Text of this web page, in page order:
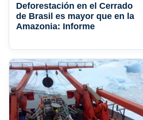
Deforestación en el Cerrado
de Brasil es mayor que en la
Amazonia: Informe